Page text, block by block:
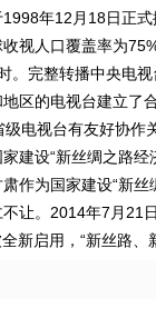
年12月18日正
视人口覆盖率为
。完整转播中央电
区的电视台建立了
电视台有友好协作
建设“新丝绸之路
作为国家建设“新
让。2014年7月21
新启用，“新丝路、